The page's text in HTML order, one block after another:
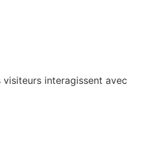
interagissent avec